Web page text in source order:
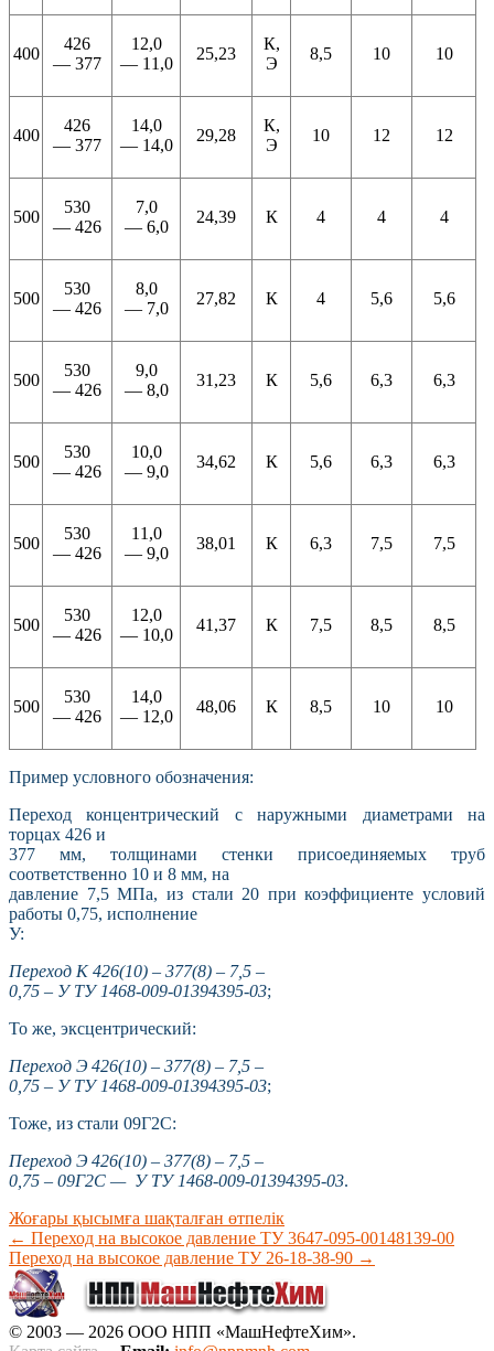
400
426
— 377
12,0
— 11,0
25,23
К,
Э
8,5 10 10
400
426
— 377
14,0
— 14,0
29,28
К,
Э
10 12 12
500
530
— 426
7,0
— 6,0
24,39 К 4 4 4
500
530
— 426
8,0
— 7,0
27,82 К 4 5,6 5,6
500
530
— 426
9,0
— 8,0
31,23 К 5,6 6,3 6,3
500
530
— 426
10,0
— 9,0
34,62 К 5,6 6,3 6,3
500
530
— 426
11,0
— 9,0
38,01 К 6,3 7,5 7,5
500
530
— 426
12,0
— 10,0
41,37 К 7,5 8,5 8,5
500
530
— 426
14,0
— 12,0
48,06 К 8,5 10 10
Пример условного обозначения:
Переход концентрический с наружными диаметрами на
торцах 426 и
377 мм, толщинами стенки присоединяемых труб
соответственно 10 и 8 мм, на
давление 7,5 МПа, из стали 20 при коэффициенте условий
работы 0,75, исполнение
У:
Переход К 426(10) – 377(8) – 7,5 –
0,75 – У ТУ 1468-009-01394395-03;
То же, эксцентрический:
Переход Э 426(10) – 377(8) – 7,5 –
0,75 – У ТУ 1468-009-01394395-03;
Тоже, из стали 09Г2С:
Переход Э 426(10) – 377(8) – 7,5 –
0,75 – 09Г2С — У ТУ 1468-009-01394395-03.
Жоғары қысымға шақталған өтпелік
← Переход на высокое давление ТУ 3647-095-00148139-00
Переход на высокое давление ТУ 26-18-38-90 →
© 2003 — 2026 ООО НПП «МашНефтеХим».